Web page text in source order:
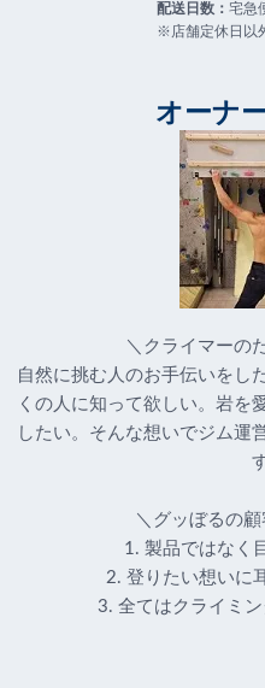
配送日数： 宅急
※店舗定休日以
オーナ
＼クライマーの
自然に挑む人のお手伝いをし
くの人に知って欲しい。岩を
したい。そんな想いでジム運
＼グッぼるの
1. 製品ではなく
2. 登りたい想いに
3. 全てはクライミ